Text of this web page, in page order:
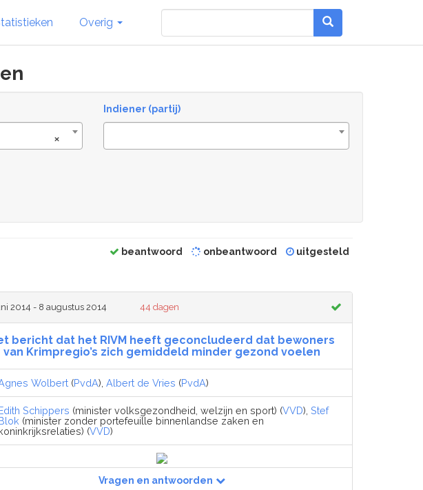
Overig
×
Indiener (partij)
beantwoord onbeantwoord uitgesteld
2014 - 8 augustus 2014 44 dagen
bericht dat het RIVM heeft geconcludeerd dat bewoners
van Krimpregio’s zich gemiddeld minder gezond voelen
Wolbert (PvdA), Albert de Vries (PvdA)
Schippers (minister volksgezondheid, welzijn en sport) (VVD), Stef
(minister zonder portefeuille binnenlandse zaken en
(VVD)
Vragen en antwoorden